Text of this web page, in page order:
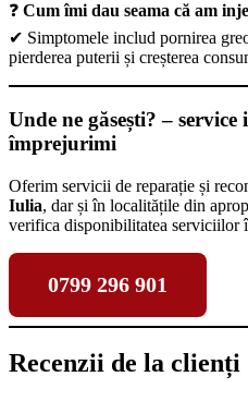
❓ Cum îmi dau seama că am
✔ Simptomele includ pornirea
pierderea puterii și creșterea
Unde ne găsești? –
împrejurimi
Oferim servicii de reparație și
Iulia, dar și în localitățile din
verifica disponibilitatea serviciilor
0799 296 901
Recenzii de la clienți